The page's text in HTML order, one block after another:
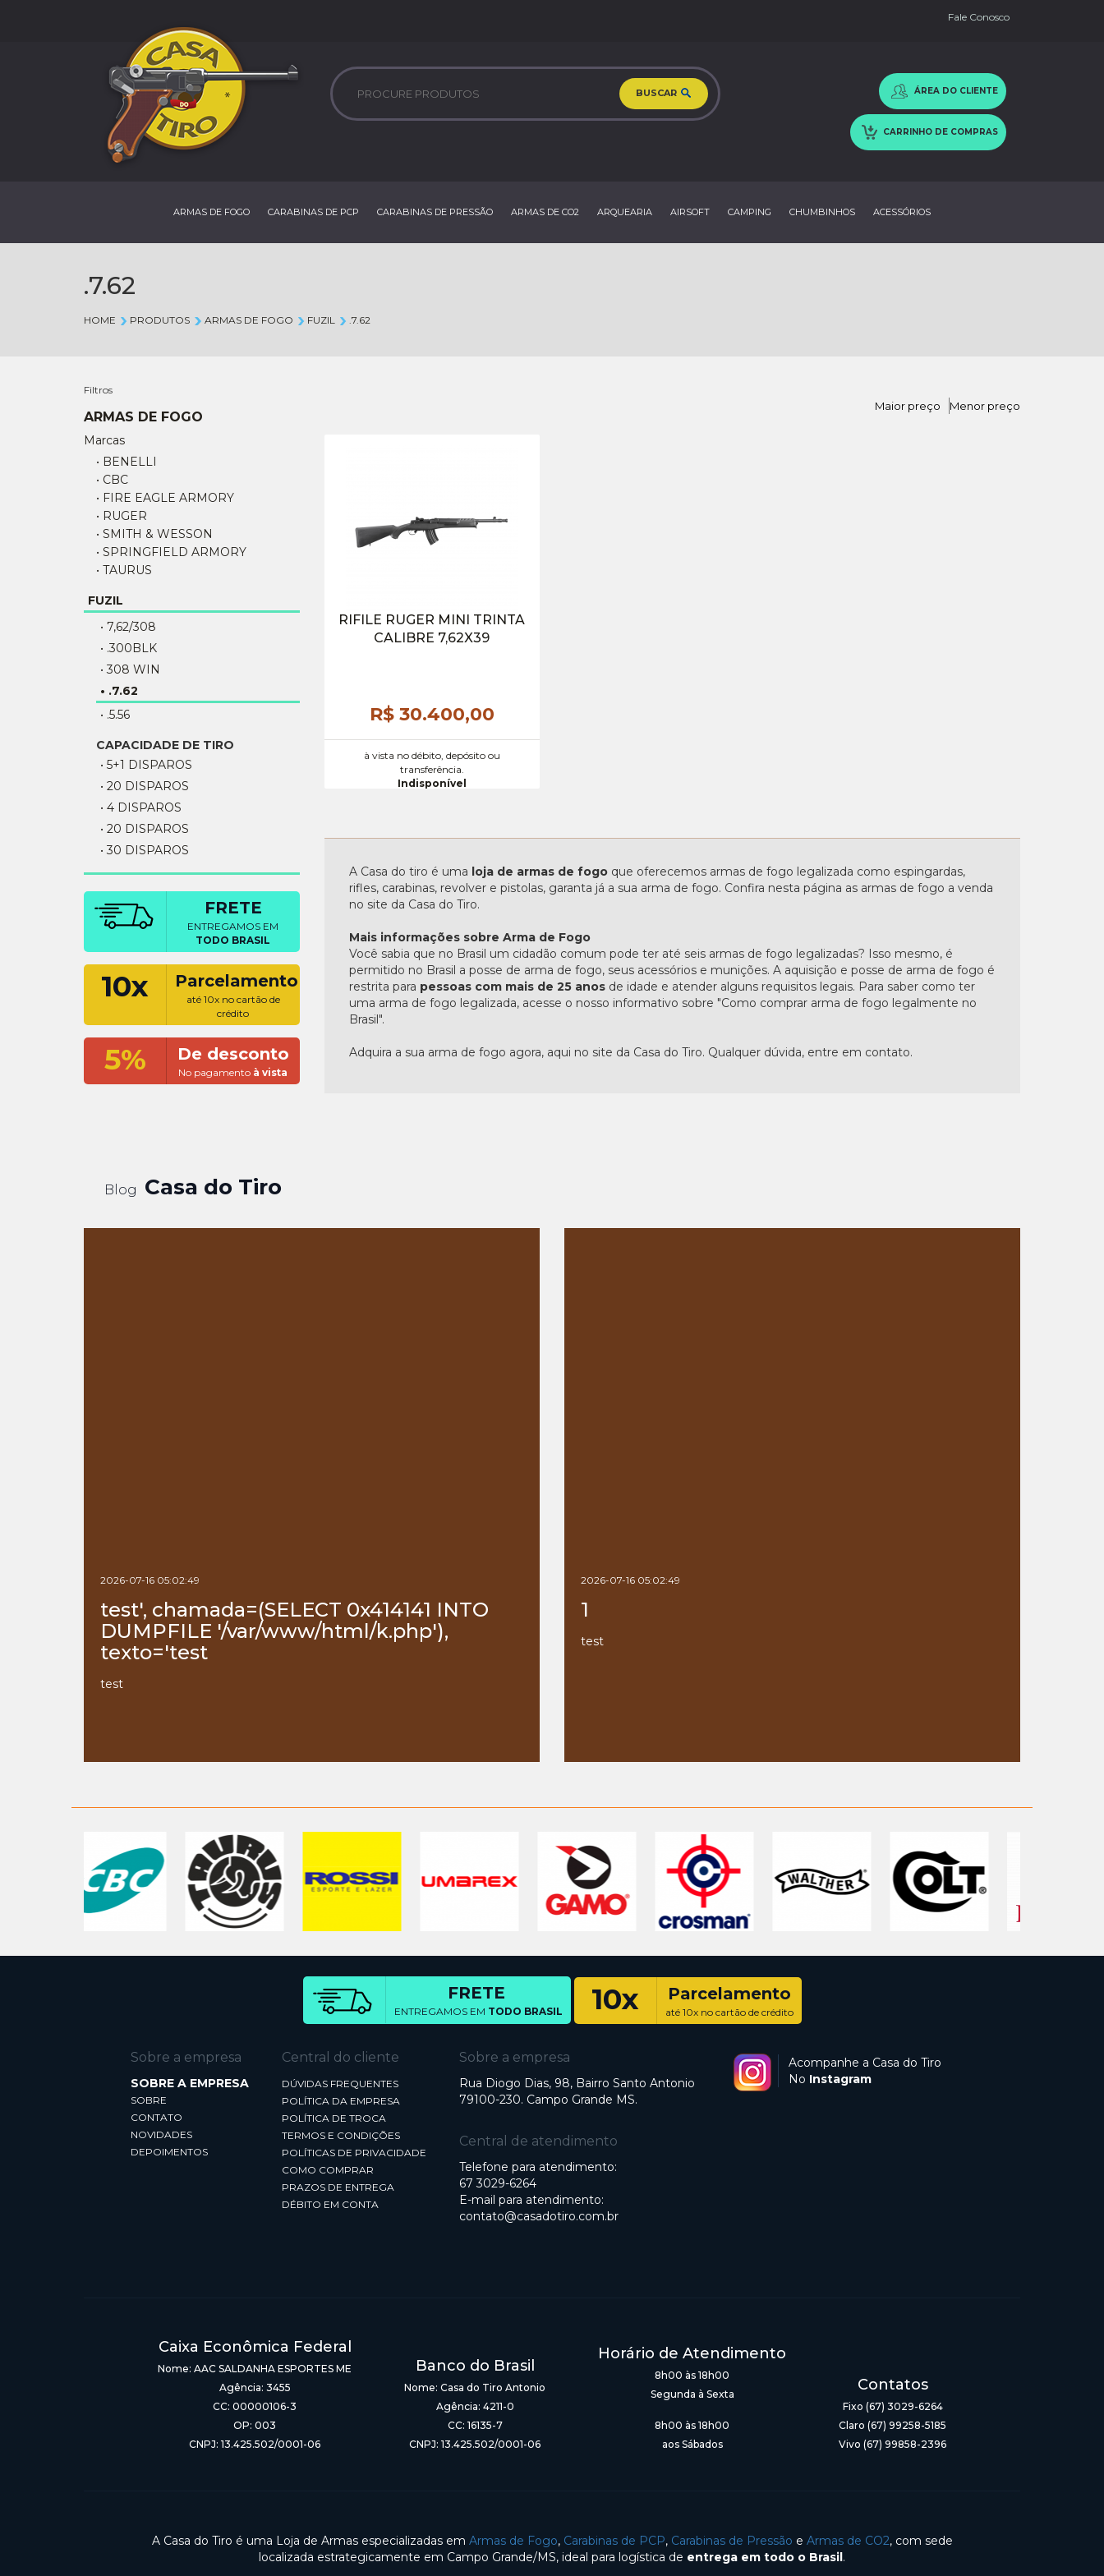
Fale Conosco
BUSCAR ÁREA DO CLIENTE
CARRINHO DE COMPRAS
ARMAS DE FOGO CARABINAS DE PCP CARABINAS DE PRESSÃO ARMAS DE CO2 ARQUEARIA AIRSOFT CAMPING CHUMBINHOS ACESSÓRIOS
.7.62
HOME PRODUTOS ARMAS DE FOGO FUZIL .7.62
Filtros
ARMAS DE FOGO
Marcas
• BENELLI
• CBC
• FIRE EAGLE ARMORY
• RUGER
• SMITH & WESSON
• SPRINGFIELD ARMORY
• TAURUS
FUZIL
• 7,62/308
• .300BLK
• 308 WIN
• .7.62
• .5.56
CAPACIDADE DE TIRO
• 5+1 DISPAROS
• 20 DISPAROS
• 4 DISPAROS
• 20 DISPAROS
• 30 DISPAROS
FRETE
ENTREGAMOS EM
TODO BRASIL
10x Parcelamento
até 10x no cartão de
crédito
5% De desconto
No pagamento à vista
Maior preço Menor preço
RIFILE RUGER MINI TRINTA
CALIBRE 7,62X39
R$ 30.400,00
à vista no débito, depósito ou
transferência.
Indisponível
A Casa do tiro é uma loja de armas de fogoque oferecemos armas de fogo legalizada como espingardas,
rifles, carabinas, revolver e pistolas, garanta já a sua arma de fogo. Confira nesta página as armas de fogo a venda
no site da Casa do Tiro.
Mais informações sobre Arma de Fogo
Você sabia que no Brasil um cidadão comum pode ter até seis armas de fogo legalizadas? Isso mesmo, é
permitido no Brasil a posse de arma de fogo, seus acessórios e munições. A aquisição e posse de arma de fogo é
restrita para pessoas com mais de 25 anosde idade e atender alguns requisitos legais. Para saber como ter
uma arma de fogo legalizada, acesse o nosso informativo sobre "Como comprar arma de fogo legalmente no
Brasil".
Adquira a sua arma de fogo agora, aqui no site da Casa do Tiro. Qualquer dúvida, entre em contato.
Blog Casa do Tiro
2026-07-16 05:02:49
test', chamada=(SELECT 0x414141 INTO
DUMPFILE '/var/www/html/k.php'),
texto='test
test
2026-07-16 05:02:49
1
test
FRETE
ENTREGAMOS EM TODO BRASIL 10x Parcelamento
até 10x no cartão de crédito
Sobre a empresa
SOBRE A EMPRESA
SOBRE
CONTATO
NOVIDADES
DEPOIMENTOS
Central do cliente
DÚVIDAS FREQUENTES
POLÍTICA DA EMPRESA
POLÍTICA DE TROCA
TERMOS E CONDIÇÕES
POLÍTICAS DE PRIVACIDADE
COMO COMPRAR
PRAZOS DE ENTREGA
DÉBITO EM CONTA
Sobre a empresa
Rua Diogo Dias, 98, Bairro Santo Antonio
79100-230. Campo Grande MS.
Central de atendimento
Telefone para atendimento:
67 3029-6264
E-mail para atendimento:
contato@casadotiro.com.br
Acompanhe a Casa do Tiro
No Instagram
Caixa Econômica Federal
Nome: AAC SALDANHA ESPORTES ME
Agência: 3455
CC: 00000106-3
OP: 003
CNPJ: 13.425.502/0001-06
Banco do Brasil
Nome: Casa do Tiro Antonio
Agência: 4211-0
CC: 16135-7
CNPJ: 13.425.502/0001-06
Horário de Atendimento
8h00 às 18h00
Segunda à Sexta
8h00 às 18h00
aos Sábados
Contatos
Fixo (67) 3029-6264
Claro (67) 99258-5185
Vivo (67) 99858-2396
A Casa do Tiro é uma Loja de Armas especializadas em Armas de Fogo, Carabinas de PCP, Carabinas de Pressão e Armas de CO2, com sede
localizada estrategicamente em Campo Grande/MS, ideal para logística de entrega em todo o Brasil.